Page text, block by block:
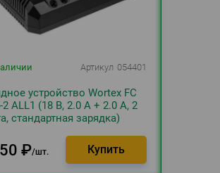
Артикул 054401
устройство Wortex FC
2 ALL1 (18 В, 2.0 А + 2.0 A, 2
стандартная зарядка)
₽ шт.